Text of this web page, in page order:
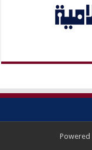
Powered